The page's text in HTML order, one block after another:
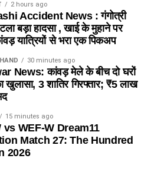
2 hours ago
Accident News : गंगोत्री
बड़ा हादसा , खाई के मुहाने पर
यात्रियों से भरा एक पिकअप
30 minutes ago
News: कांवड़ मेले के बीच दो घरों
खुलासा, 3 शातिर गिरफ्तार; ₹5 लाख
15 minutes ago
vs WEF-W Dream11
Match 27: The Hundred
2026